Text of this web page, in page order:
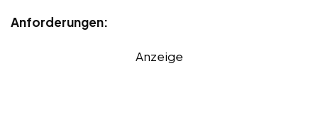
Anforderungen:
Anzeige